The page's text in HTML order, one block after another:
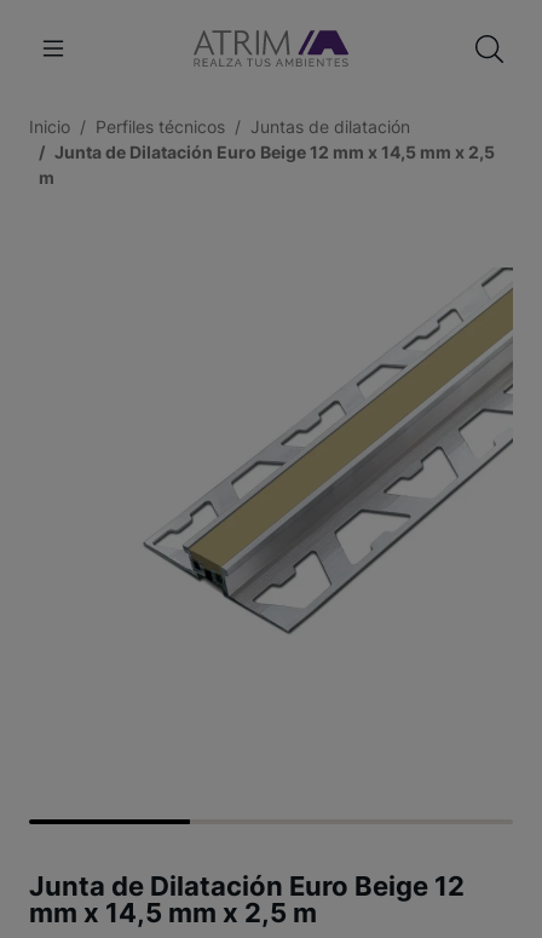
Inicio Perfiles técnicos
Juntas de dilatación
Junta de Dilatación Euro Beige 12 mm x 14,5 mm x 2,5
m
Junta de Dilatación Euro Beige 12
mm x 14,5 mm x 2,5 m